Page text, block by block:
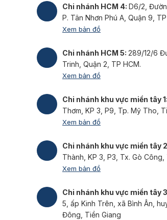
Chi nhánh HCM 4: D6/2,
P. Tân Nhơn Phú A, Quận 9,
Xem bản đồ
Chi nhánh HCM 5: 289/12/6
Trinh, Quận 2, TP HCM.
Xem bản đồ
Chi nhánh khu vực miền tây 1:
Thơm, KP 3, P9, Tp. Mỹ Tho,
Xem bản đồ
Chi nhánh khu vực miền tây
Thành, KP 3, P3, Tx. Gò Công,
Xem bản đồ
Chi nhánh khu vực miền tây
5, ấp Kinh Trên, xã Bình Ân,
Đông, Tiền Giang